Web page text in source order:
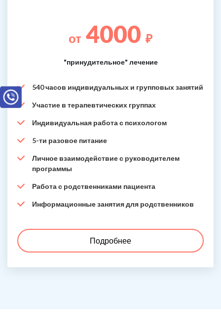
от 4000 ₽
"принудительное" лечение
540 часов индивидуальных и групповых занятий
Участие в терапевтических группах
Индивидуальная работа с психологом
5-ти разовое питание
Личное взаимодействие с руководителем
программы
Работа с родственниками пациента
Информационные занятия для родственников
Подробнее